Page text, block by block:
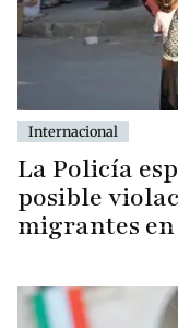
Internacional
La Policía
posible
migrantes